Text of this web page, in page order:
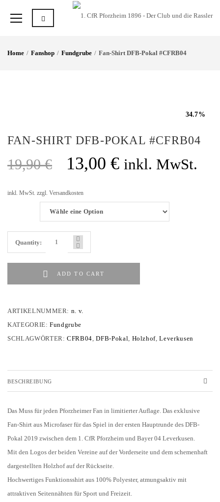
Home Fanshop Fundgrube Fan-Shirt DFB-Pokal #CFRB04
34.7%
FAN-SHIRT DFB-POKAL #CFRB04
19,90€ 13,00 € inkl. MwSt.
inkl. MwSt. zzgl. Versandkosten
Quantity:
ADD TO CART
ARTIKELNUMMER: n. v.
KATEGORIE:Fundgrube
SCHLAGWÖRTER:CFRB04,DFB-Pokal, Holzhof,Leverkusen
BESCHREIBUNG
Das Muss für jeden Pforzheimer Fan in limitierter Auflage. Das exklusive
Fan-Shirt aus Microfaser für das Spiel in der ersten Hauptrunde des DFB-
Pokal 2019 zwischen dem 1. CfR Pforzheim und Bayer 04 Leverkusen.
Mit den Logos der beiden Vereine auf der Vorderseite und dem schemenhaft
dargestellten Holzhof auf der Rückseite.
Hochwertiges Funktionsshirt aus 100% Polyester, atmungsaktiv mit
attraktiven Seitennähten für Sport und Freizeit.